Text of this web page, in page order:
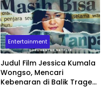
Entertainment
Judul Film Jessica Kumala
Wongso, Mencari
Kebenaran di Balik Tragedi